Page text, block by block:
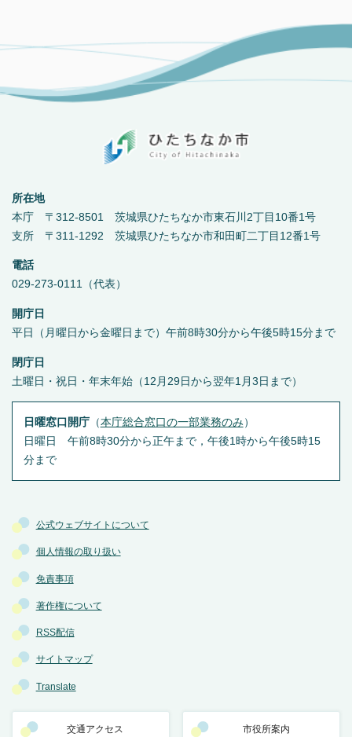
公式ウェブサイトについて
個人情報の取り扱い
免責事項
著作権について
RSS配信
サイトマップ
Translate
交通アクセス 市役所案内
所在地
本庁 〒312-8501 茨城県ひたちなか市東石川2丁目10番1号
支所 〒311-1292 茨城県ひたちなか市和田町二丁目12番1号
電話
029-273-0111（代表）
開庁日
平日（月曜日から金曜日まで）午前8時30分から午後5時15分まで
閉庁日
土曜日・祝日・年末年始（12月29日から翌年1月3日まで）
日曜窓口開庁（本庁総合窓口の一部業務のみ ）
日曜日 午前8時30分から正午まで，午後1時から午後5時15
分まで